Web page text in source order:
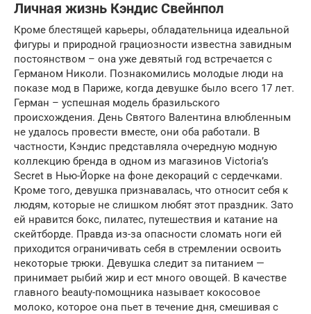
Личная жизнь Кэндис Свейнпол
Кроме блестящей карьеры, обладательница идеальной
фигуры и природной грациозности известна завидным
постоянством – она уже девятый год встречается с
Германом Николи. Познакомились молодые люди на
показе мод в Париже, когда девушке было всего 17 лет.
Герман – успешная модель бразильского
происхождения. День Святого Валентина влюбленным
не удалось провести вместе, они оба работали. В
частности, Кэндис представляла очередную модную
коллекцию бренда в одном из магазинов Victoria’s
Secret в Нью-Йорке на фоне декораций с сердечками.
Кроме того, девушка признавалась, что относит себя к
людям, которые не слишком любят этот праздник. Зато
ей нравится бокс, пилатес, путешествия и катание на
скейтборде. Правда из-за опасности сломать ноги ей
приходится ограничивать себя в стремлении освоить
некоторые трюки. Девушка следит за питанием —
принимает рыбий жир и ест много овощей. В качестве
главного beauty-помощника называет кокосовое
молоко, которое она пьет в течение дня, смешивая с